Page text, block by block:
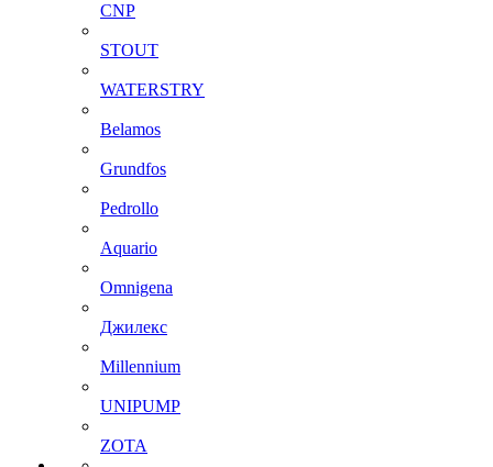
CNP
STOUT
WATERSTRY
Belamos
Grundfos
Pedrollo
Aquario
Omnigena
Джилекс
Millennium
UNIPUMP
ZOTA